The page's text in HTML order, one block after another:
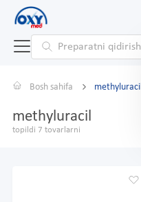
Bosh sahifa methyluracil
methyluracil
topildi 7 tovarlarni